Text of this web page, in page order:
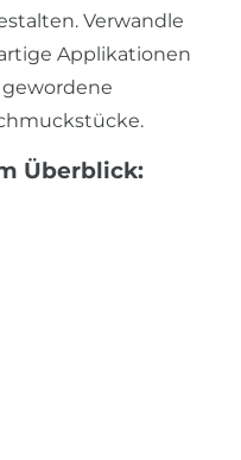
Verwandle
Applikationen
Überblick: